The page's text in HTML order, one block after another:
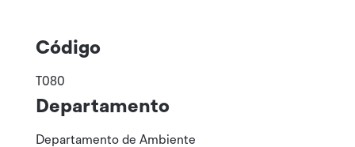
Código
T080
Departamento
Departamento de Ambiente